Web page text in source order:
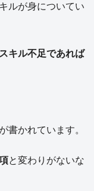
ルが身についてい
スキル不足であれば
書かれています。
と変わりがないな